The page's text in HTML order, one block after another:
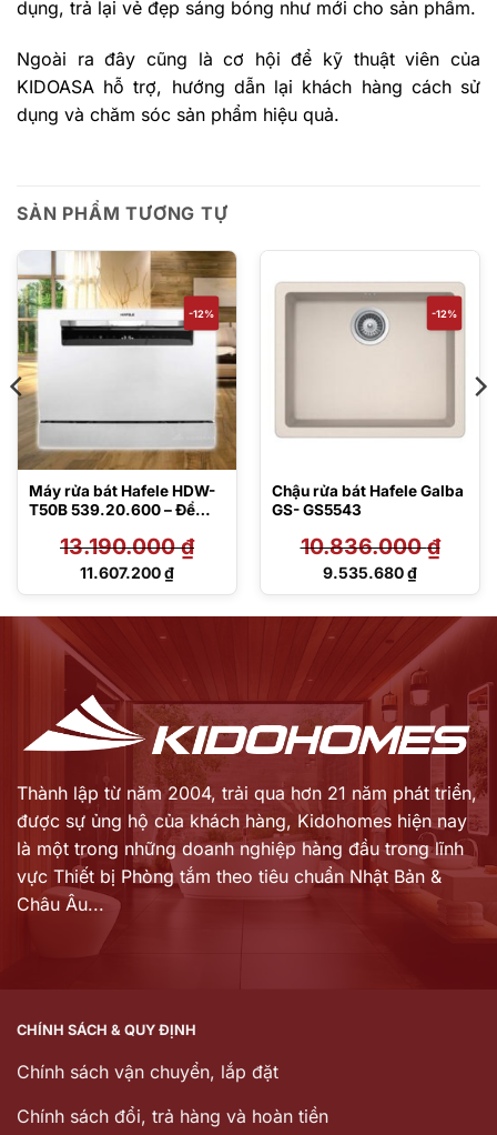
dụng, trả lại vẻ đẹp sáng bóng như mới cho sản phẩm.
Ngoài ra đây cũng là cơ hội để kỹ thuật viên của
KIDOASA hỗ trợ, hướng dẫn lại khách hàng cách sử
dụng và chăm sóc sản phẩm hiệu quả.
SẢN PHẨM TƯƠNG TỰ
-12%
Máy rửa bát Hafele HDW-
T50B 539.20.600 – Để
13.190.000₫
Giá
11.607.200₫
Giá
-12%
Chậu rửa bát Hafele Galba
GS- GS5543
10.836.000₫
Giá
10.836.000 ₫.
9.535.680₫
Giá
9.535.680 ₫.
Thành lập từ năm 2004, trải qua hơn 21 năm phát triển,
được sự ủng hộ của khách hàng, Kidohomes hiện nay
là một trong những doanh nghiệp hàng đầu trong lĩnh
vực Thiết bị Phòng tắm theo tiêu chuẩn Nhật Bản &
Châu Âu...
CHÍNH SÁCH & QUY ĐỊNH
Chính sách vận chuyển, lắp đặt
Chính sách đổi, trả hàng và hoàn tiền